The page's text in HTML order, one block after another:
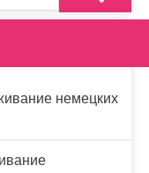
немецких